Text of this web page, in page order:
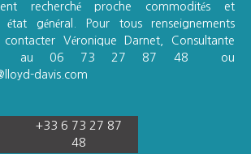
recherché proche commodités et
état général. Pour tous renseignements
contacter Véronique Darnet, Consultante
Ei, au 06 73 27 87 48 ou
davis.com
+33 6 73 27 87
48